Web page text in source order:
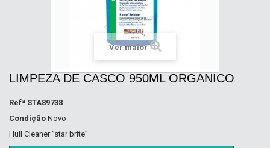
Ver maior
LIMPEZA DE CASCO 950ML ORGÂNICO
Refª STA89738
Condição Novo
Hull Cleaner ”star brite”